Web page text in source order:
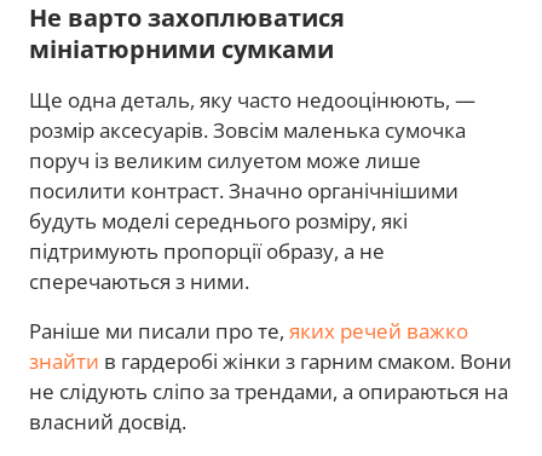
Не варто захоплюватися
мініатюрними сумками
Ще одна деталь, яку часто недооцінюють, —
розмір аксесуарів. Зовсім маленька сумочка
поруч із великим силуетом може лише
посилити контраст. Значно органічнішими
будуть моделі середнього розміру, які
підтримують пропорції образу, а не
сперечаються з ними.
Раніше ми писали про те, яких речей важко
знайти в гардеробі жінки з гарним смаком. Вони
не слідують сліпо за трендами, а опираються на
власний досвід.